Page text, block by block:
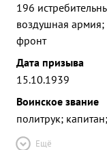
196
воздушная
фронт
Дата призыва
15.10.1939
Воинское звание
политрук;
Ещё